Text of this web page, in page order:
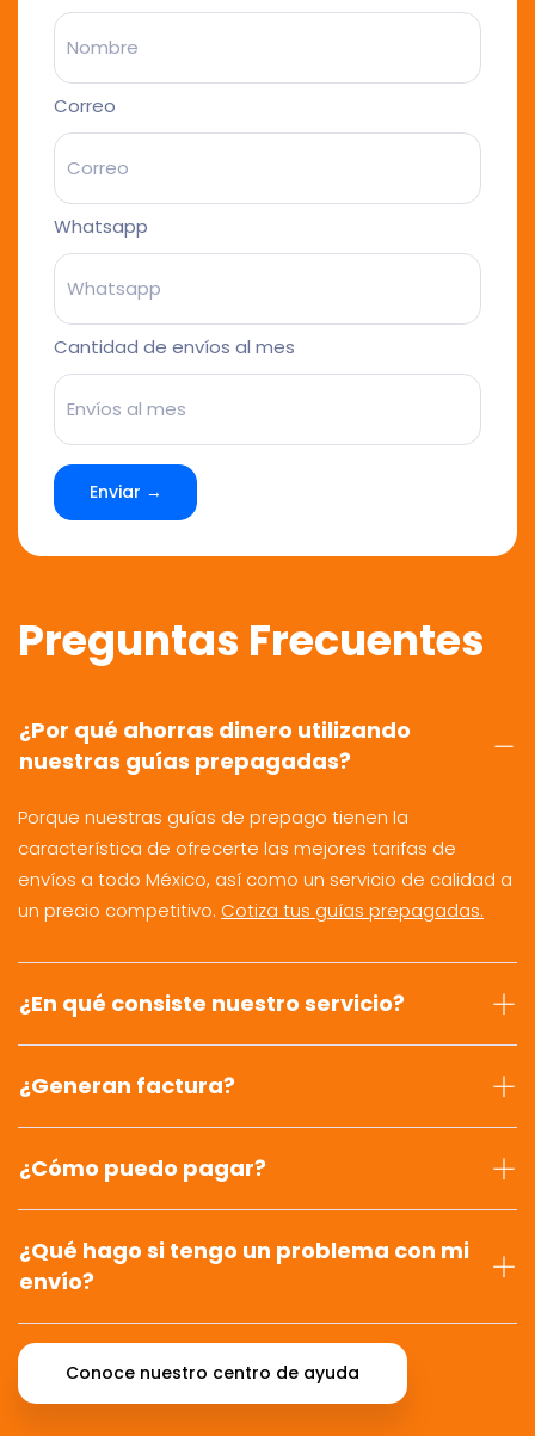
Correo
Whatsapp
Cantidad de envíos al mes
Enviar →
Preguntas Frecuentes
¿Por qué ahorras dinero utilizando
nuestras guías prepagadas?
Porque nuestras guías de prepago tienen la
característica de ofrecerte las mejores tarifas de
envíos a todo México, así como un servicio de calidad a
un precio competitivo. Cotiza tus guías prepagadas.
¿En qué consiste nuestro servicio?
¿Generan factura?
¿Cómo puedo pagar?
¿Qué hago si tengo un problema con mi
envío?
Conoce nuestro centro de ayuda